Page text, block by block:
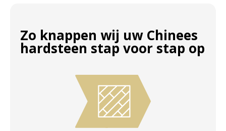
Zo knappen wij uw Chinees
hardsteen stap voor stap op